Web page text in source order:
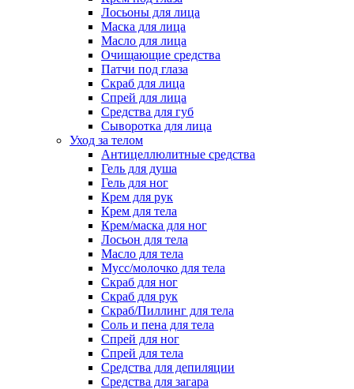
Лосьоны для лица
Маска для лица
Масло для лица
Очищающие средства
Патчи под глаза
Скраб для лица
Спрей для лица
Средства для губ
Сыворотка для лица
Уход за телом
Антицеллюлитные средства
Гель для душа
Гель для ног
Крем для рук
Крем для тела
Крем/маска для ног
Лосьон для тела
Масло для тела
Мусс/молочко для тела
Скраб для ног
Скраб для рук
Скраб/Пиллинг для тела
Соль и пена для тела
Спрей для ног
Спрей для тела
Средства для депиляции
Средства для загара